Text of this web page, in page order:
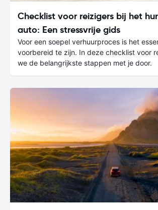
Checklist voor reizigers bij het
auto: Een stressvrije gids
Voor een soepel verhuurproces is het
voorbereid te zijn. In deze checklist voor
we de belangrijkste stappen met je door.